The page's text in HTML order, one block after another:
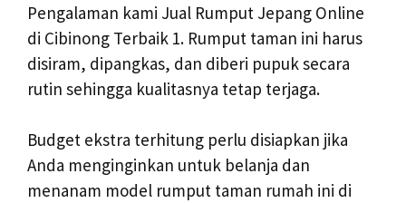
Pengalaman kami Jual Rumput Jepang Online
di Cibinong Terbaik 1. Rumput taman ini harus
disiram, dipangkas, dan diberi pupuk secara
rutin sehingga kualitasnya tetap terjaga.
Budget ekstra terhitung perlu disiapkan jika
Anda menginginkan untuk belanja dan
menanam model rumput taman rumah ini di